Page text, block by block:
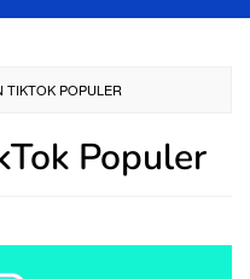
TIKTOK POPULER
Populer